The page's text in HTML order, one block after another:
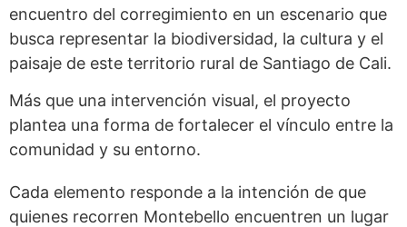
encuentro del corregimiento en un escenario que
busca representar la biodiversidad, la cultura y el
paisaje de este territorio rural de Santiago de Cali.
Más que una intervención visual, el proyecto
plantea una forma de fortalecer el vínculo entre la
comunidad y su entorno.
Cada elemento responde a la intención de que
quienes recorren Montebello encuentren un lugar